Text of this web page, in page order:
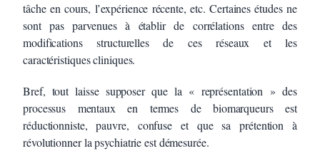
tâche en cours, l’expérience récente, etc. Certaines études ne
sont pas parvenues à établir de corrélations entre des
modifications structurelles de ces réseaux et les
caractéristiques cliniques.
Bref, tout laisse supposer que la « représentation » des
processus mentaux en termes de biomarqueurs est
réductionniste, pauvre, confuse et que sa prétention à
révolutionner la psychiatrie est démesurée.